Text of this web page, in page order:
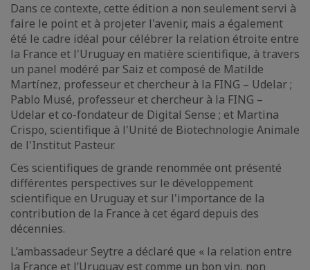
Dans ce contexte, cette édition a non seulement servi à
faire le point et à projeter l'avenir, mais a également
été le cadre idéal pour célébrer la relation étroite entre
la France et l'Uruguay en matière scientifique, à travers
un panel modéré par Saiz et composé de Matilde
Martínez, professeur et chercheur à la FING – Udelar ;
Pablo Musé, professeur et chercheur à la FING –
Udelar et co-fondateur de Digital Sense ; et Martina
Crispo, scientifique à l'Unité de Biotechnologie Animale
de l'Institut Pasteur.
Ces scientifiques de grande renommée ont présenté
différentes perspectives sur le développement
scientifique en Uruguay et sur l'importance de la
contribution de la France à cet égard depuis des
décennies.
L’ambassadeur Seytre a déclaré que « la relation entre
la France et l’Uruguay est comme un bon vin, non